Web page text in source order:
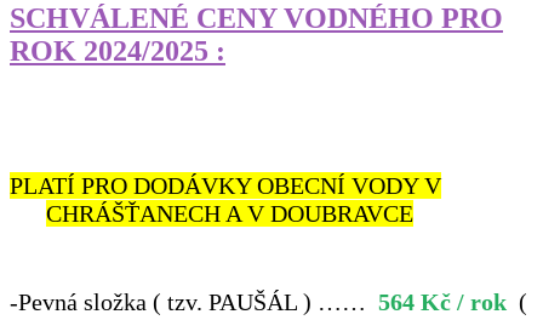
SCHVÁLENÉ CENY VODNÉHO PRO
ROK 2024/2025 :
PLATÍ PRO DODÁVKY OBECNÍ VODY V
CHRÁŠŤANECH A V DOUBRAVCE
-Pevná složka ( tzv. PAUŠÁL ) …… 564 Kč / rok (